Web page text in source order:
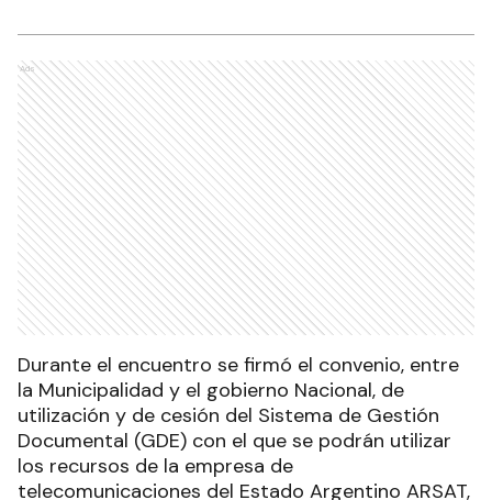
Ads
Durante el encuentro se firmó el convenio, entre
la Municipalidad y el gobierno Nacional, de
utilización y de cesión del Sistema de Gestión
Documental (GDE) con el que se podrán utilizar
los recursos de la empresa de
telecomunicaciones del Estado Argentino ARSAT,